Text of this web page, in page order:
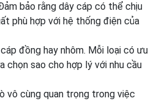
bảo rằng dây cáp có thể chịu
phù hợp với hệ thống điện của
đồng hay nhôm. Mỗi loại có ưu
chọn sao cho hợp lý với nhu cầu
vô cùng quan trọng trong việc